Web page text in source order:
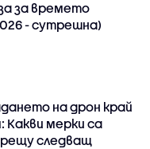
за времето
- сутрешна)
на дрон край
Какви мерки са
следващ